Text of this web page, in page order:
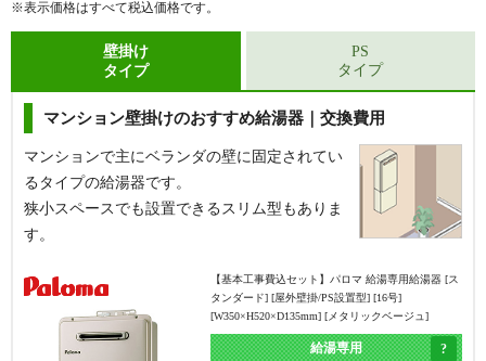
浴槽にある循環金具の数が1つだけの場合に該当し
【基本工事費込セット】リンナイ 給湯専用給湯器 [エ
定品][W458×H596×D210mm][シャイニーシルバー]
16号
エコジョーズ
RUX-E1616G(A)
メーカー希望小売価格（本体）239,800円
浴槽にある循環金具の数が2つの場合に該当しま
現在と同じ
浴槽隣接タイプ
浴槽隣接タイプ
(2つ穴)から
※表示価格はすべて税込価格です。
壁掛け
タイプ
マンション壁掛けのおすすめ給湯器｜交換費用
マンションで主にベランダの壁に固定されてい
るタイプの給湯器です。
狭小スペースでも設置できるスリム型もありま
す。
【基本工事費込セット】 パロマ 給湯専用給湯器 [ス
タンダード] [屋外壁掛/PS設置型] [16号]
[W350×H520×D135mm] [メタリックベージュ]
給湯専用
PS
タイプ